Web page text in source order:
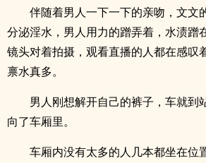
伴随着男人一下一下的亲吻，文文
分泌淫水，男人用力的蹭弄着，水渍蹭
镜头对着拍摄，观看直播的人都在感叹
禀水真多。
男人刚想解开自己的裤子，车就到
向了车厢里。
车厢内没有太多的人几本都坐在位